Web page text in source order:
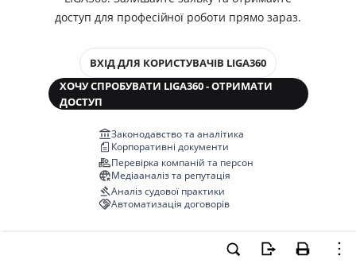
доступ для професійної роботи прямо зараз.
ВХІД ДЛЯ КОРИСТУВАЧІВ LIGA360
ХОЧУ СПРОБУВАТИ LIGA360 - ОТРИМАТИ
ДОСТУП
Законодавство та аналітика
Корпоративні документи
Перевірка компаній та персон
Медіааналіз та репутація
Аналіз судової практики
Автоматизація договорів
НОВА LIGA360 ЗМІНЮЄ ВСЕ!